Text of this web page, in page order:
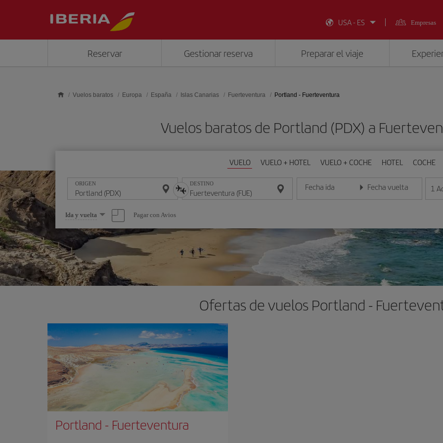
USA - ES
Empresas
Reservar Gestionar reserva Preparar el viaje
Vuelos baratos Europa España Islas Canarias Fuerteventura Portland - Fuerteventura
Vuelos baratos de Portland (PDX) a
VUELO VUELO + HOTEL VUELO + COCHE HOTEL COCHE
ORIGEN DESTINO Fecha ida
Introduce la fecha en formato día/mes/año
Fecha vuelta
Introduce la fecha en 1
Seleccione
una
opción
Ida y vuelta Pagar con Avios
Ofertas de vuelos Portland -
Portland - Fuerteventura